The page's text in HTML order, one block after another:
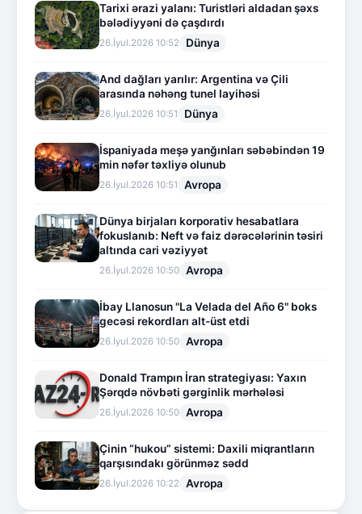
Tarixi ərazi yalanı: Turistləri aldadan şəxs
bələdiyyəni də çaşdırdı
26.İyul.2026 10:52 Dünya
And dağları yarılır: Argentina və Çili
arasında nəhəng tunel layihəsi
26.İyul.2026 10:51 Dünya
İspaniyada meşə yanğınları səbəbindən 19
min nəfər təxliyə olunub
26.İyul.2026 10:51 Avropa
Dünya birjaları korporativ hesabatlara
fokuslanıb: Neft və faiz dərəcələrinin təsiri
altında cari vəziyyət
26.İyul.2026 10:50 Avropa
İbay Llanosun "La Velada del Año 6" boks
gecəsi rekordları alt-üst etdi
26.İyul.2026 10:50 Avropa
Donald Trampın İran strategiyası: Yaxın
Şərqdə növbəti gərginlik mərhələsi
26.İyul.2026 10:50 Avropa
Çinin “hukou” sistemi: Daxili miqrantların
qarşısındakı görünməz sədd
26.İyul.2026 10:22 Avropa